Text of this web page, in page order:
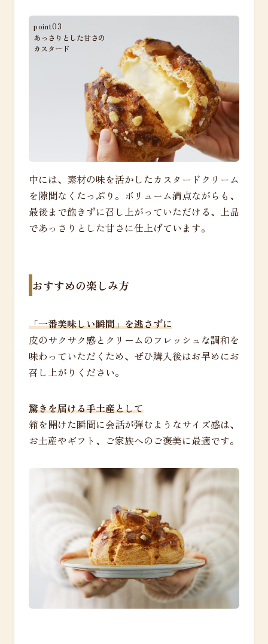
point03
あっさりとした甘さの
カスタード
中には、素材の味を活かしたカスタードクリーム
を隙間なくたっぷり。ボリューム満点ながらも、
最後まで飽きずに召し上がっていただける、上品
であっさりとした甘さに仕上げています。
おすすめの楽しみ方
「一番美味しい瞬間」を逃さずに
皮のサクサク感とクリームのフレッシュな調和を
味わっていただくため、ぜひ購入後はお早めにお
召し上がりください。
驚きを届ける手土産として
箱を開けた瞬間に会話が弾むようなサイズ感は、
お土産やギフト、ご家族へのご褒美に最適です。